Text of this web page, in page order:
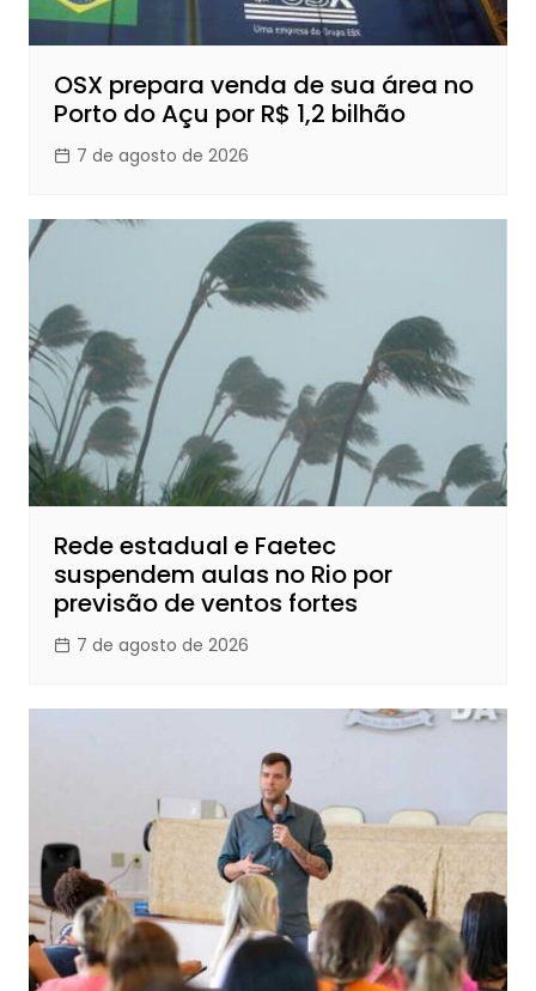
OSX prepara venda de sua área no
Porto do Açu por R$ 1,2 bilhão
7 de agosto de 2026
Rede estadual e Faetec
suspendem aulas no Rio por
previsão de ventos fortes
7 de agosto de 2026